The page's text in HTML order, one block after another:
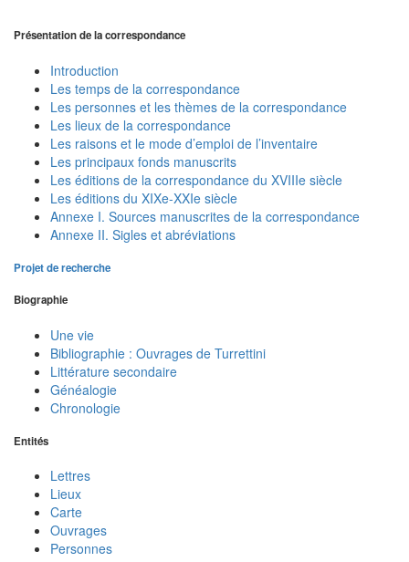
Présentation de la correspondance
Introduction
Les temps de la correspondance
Les personnes et les thèmes de la correspondance
Les lieux de la correspondance
Les raisons et le mode d’emploi de l’inventaire
Les principaux fonds manuscrits
Les éditions de la correspondance du XVIIIe siècle
Les éditions du XIXe-XXIe siècle
Annexe I. Sources manuscrites de la correspondance
Annexe II. Sigles et abréviations
Projet de recherche
Biographie
Une vie
Bibliographie : Ouvrages de Turrettini
Littérature secondaire
Généalogie
Chronologie
Entités
Lettres
Lieux
Carte
Ouvrages
Personnes